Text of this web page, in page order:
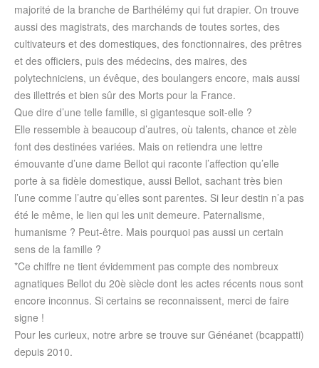
majorité de la branche de Barthélémy qui fut drapier. On trouve
aussi des magistrats, des marchands de toutes sortes, des
cultivateurs et des domestiques, des fonctionnaires, des prêtres
et des officiers, puis des médecins, des maires, des
polytechniciens, un évêque, des boulangers encore, mais aussi
des illettrés et bien sûr des Morts pour la France.
Que dire d’une telle famille, si gigantesque soit-elle ?
Elle ressemble à beaucoup d’autres, où talents, chance et zèle
font des destinées variées. Mais on retiendra une lettre
émouvante d’une dame Bellot qui raconte l’affection qu’elle
porte à sa fidèle domestique, aussi Bellot, sachant très bien
l’une comme l’autre qu’elles sont parentes. Si leur destin n’a pas
été le même, le lien qui les unit demeure. Paternalisme,
humanisme ? Peut-être. Mais pourquoi pas aussi un certain
sens de la famille ?
*Ce chiffre ne tient évidemment pas compte des nombreux
agnatiques Bellot du 20è siècle dont les actes récents nous sont
encore inconnus. Si certains se reconnaissent, merci de faire
signe !
Pour les curieux, notre arbre se trouve sur Généanet (bcappatti)
depuis 2010.